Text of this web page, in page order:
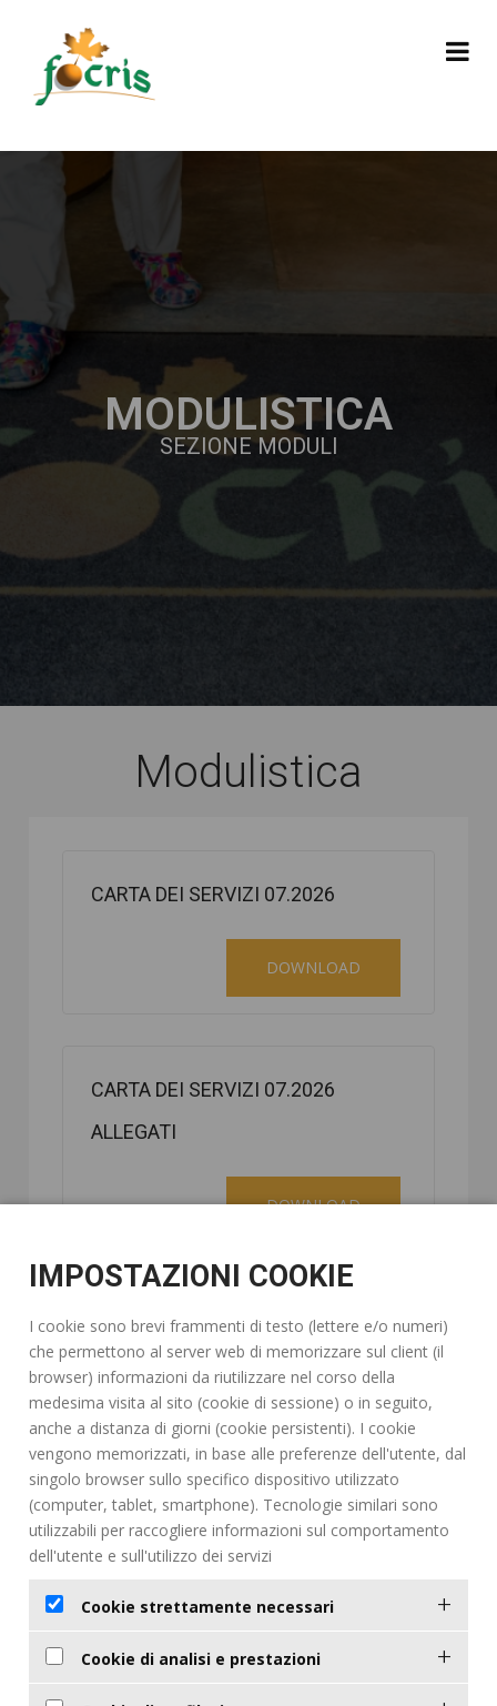
MODULISTICA
SEZIONE MODULI
Modulistica
CARTA DEI SERVIZI 07.2026
DOWNLOAD
CARTA DEI SERVIZI 07.2026
ALLEGATI
DOWNLOAD
CARTA DEI SERVIZI RSA APERTA
2025
DOWNLOAD
DOMANDA D'INSERIMENTO